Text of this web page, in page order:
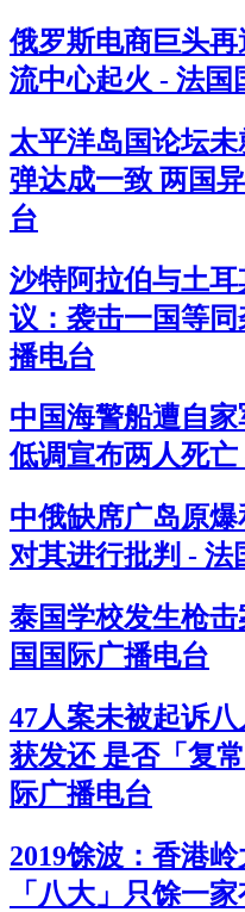
俄罗斯电商巨头
流中心起火 - 法国
太平洋岛国论坛
弹达成一致 两国
台
沙特阿拉伯与土
议：袭击一国等
播电台
中国海警船遭自
低调宣布两人死
中俄缺席广岛原
对其进行批判 - 法
泰国学校发生枪
国国际广播电台
47人案未被起诉
获发还 是否「复
际广播电台
2019馀波：香港
「八大」只馀一